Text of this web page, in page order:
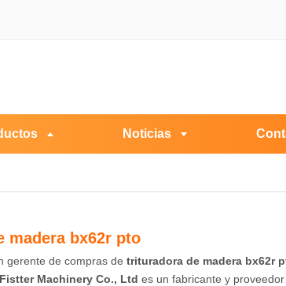
Noticias
madera bx62r pto
gerente de compras de trituradora de madera bx62r
Machinery Co., Ltd es un fabricante y